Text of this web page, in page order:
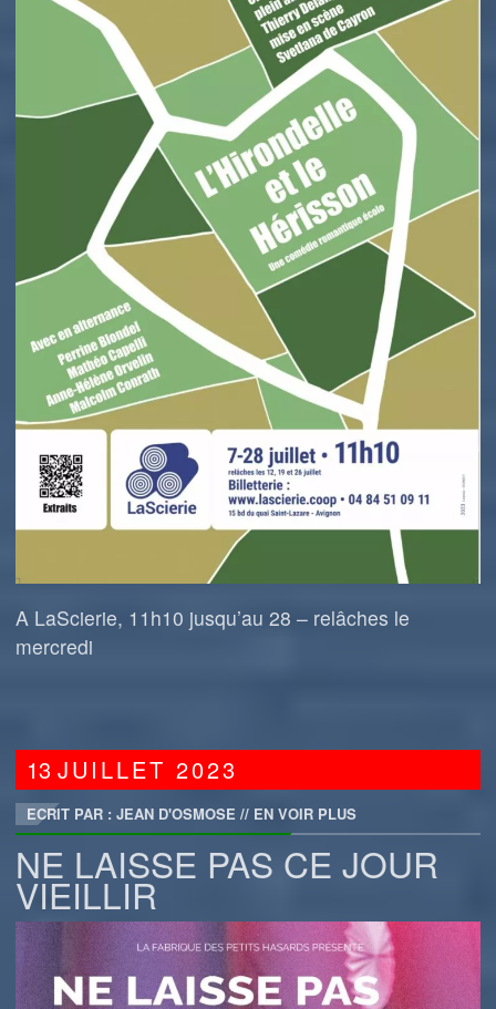
A LaScierie, 11h10 jusqu’au 28 – relâches le
mercredi
13JUILLET2023
ECRIT PAR : JEAN D'OSMOSE // EN VOIR PLUS
NE LAISSE PAS CE JOUR
VIEILLIR